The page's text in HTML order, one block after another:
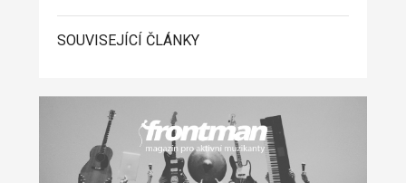
SOUVISEJÍCÍ ČLÁNKY